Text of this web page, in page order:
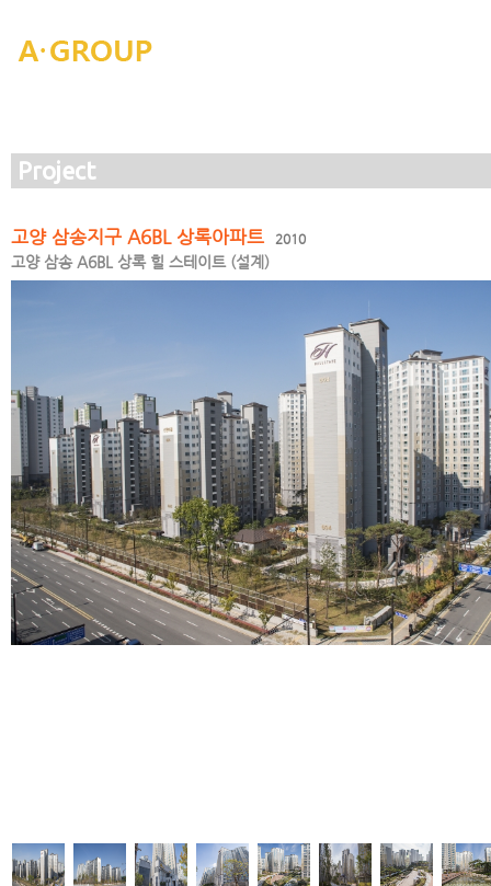
Project
고양 삼송지구 A6BL 상록아파트 2010
고양 삼송 A6BL 상록 힐 스테이트 (설계)